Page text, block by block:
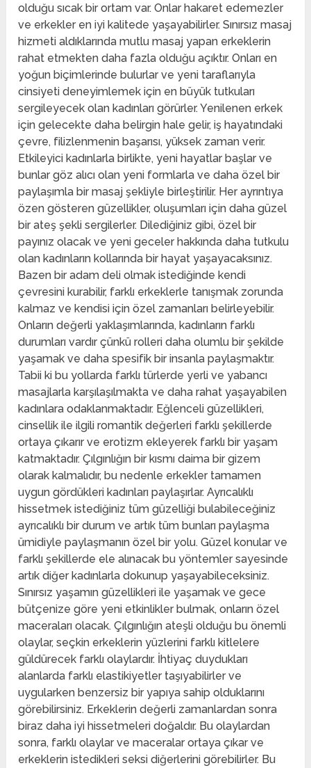
olduğu sıcak bir ortam var. Onlar hakaret edemezler
ve erkekler en iyi kalitede yaşayabilirler. Sınırsız masaj
hizmeti aldıklarında mutlu masaj yapan erkeklerin
rahat etmekten daha fazla olduğu açıktır. Onları en
yoğun biçimlerinde bulurlar ve yeni taraflarıyla
cinsiyeti deneyimlemek için en büyük tutkuları
sergileyecek olan kadınları görürler. Yenilenen erkek
için gelecekte daha belirgin hale gelir, iş hayatındaki
çevre, filizlenmenin başarısı, yüksek zaman verir.
Etkileyici kadınlarla birlikte, yeni hayatlar başlar ve
bunlar göz alıcı olan yeni formlarla ve daha özel bir
paylaşımla bir masaj şekliyle birleştirilir. Her ayrıntıya
özen gösteren güzellikler, oluşumları için daha güzel
bir ateş şekli sergilerler. Dilediğiniz gibi, özel bir
payınız olacak ve yeni geceler hakkında daha tutkulu
olan kadınların kollarında bir hayat yaşayacaksınız.
Bazen bir adam deli olmak istediğinde kendi
çevresini kurabilir, farklı erkeklerle tanışmak zorunda
kalmaz ve kendisi için özel zamanları belirleyebilir.
Onların değerli yaklaşımlarında, kadınların farklı
durumları vardır çünkü rolleri daha olumlu bir şekilde
yaşamak ve daha spesifik bir insanla paylaşmaktır.
Tabii ki bu yollarda farklı türlerde yerli ve yabancı
masajlarla karşılaşılmakta ve daha rahat yaşayabilen
kadınlara odaklanmaktadır. Eğlenceli güzellikleri,
cinsellik ile ilgili romantik değerleri farklı şekillerde
ortaya çıkarır ve erotizm ekleyerek farklı bir yaşam
katmaktadır. Çılgınlığın bir kısmı daima bir gizem
olarak kalmalıdır, bu nedenle erkekler tamamen
uygun gördükleri kadınları paylaşırlar. Ayrıcalıklı
hissetmek istediğiniz tüm güzelliği bulabileceğiniz
ayrıcalıklı bir durum ve artık tüm bunları paylaşma
ümidiyle paylaşmanın özel bir yolu. Güzel konular ve
farklı şekillerde ele alınacak bu yöntemler sayesinde
artık diğer kadınlarla dokunup yaşayabileceksiniz.
Sınırsız yaşamın güzellikleri ile yaşamak ve gece
bütçenize göre yeni etkinlikler bulmak, onların özel
maceraları olacak. Çılgınlığın ateşli olduğu bu önemli
olaylar, seçkin erkeklerin yüzlerini farklı kitlelere
güldürecek farklı olaylardır. İhtiyaç duydukları
alanlarda farklı elastikiyetler taşıyabilirler ve
uygularken benzersiz bir yapıya sahip olduklarını
görebilirsiniz. Erkeklerin değerli zamanlardan sonra
biraz daha iyi hissetmeleri doğaldır. Bu olaylardan
sonra, farklı olaylar ve maceralar ortaya çıkar ve
erkeklerin istedikleri seksi diğerlerini görebilirler. Bu